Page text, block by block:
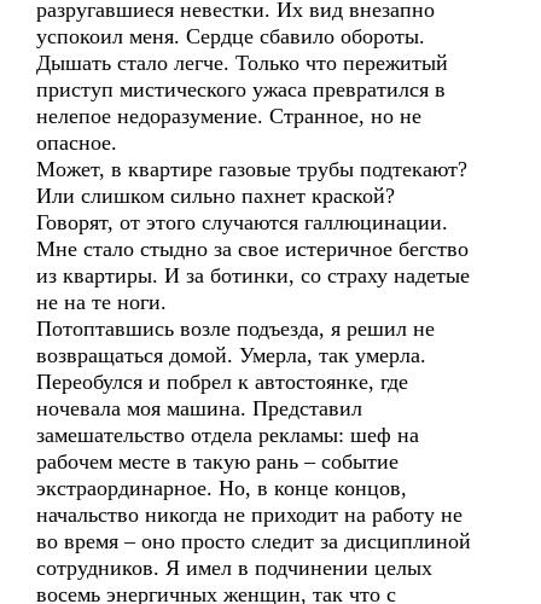
разругавшиеся невестки. Их вид внезапно
успокоил меня. Сердце сбавило обороты.
Дышать стало легче. Только что пережитый
приступ мистического ужаса превратился в
нелепое недоразумение. Странное, но не
опасное.
Может, в квартире газовые трубы подтекают?
Или слишком сильно пахнет краской?
Говорят, от этого случаются галлюцинации.
Мне стало стыдно за свое истеричное бегство
из квартиры. И за ботинки, со страху надетые
не на те ноги.
Потоптавшись возле подъезда, я решил не
возвращаться домой. Умерла, так умерла.
Переобулся и побрел к автостоянке, где
ночевала моя машина. Представил
замешательство отдела рекламы: шеф на
рабочем месте в такую рань – событие
экстраординарное. Но, в конце концов,
начальство никогда не приходит на работу не
во время – оно просто следит за дисциплиной
сотрудников. Я имел в подчинении целых
восемь энергичных женщин, так что с